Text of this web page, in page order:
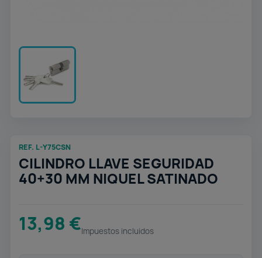
REF. L-Y75CSN
CILINDRO LLAVE SEGURIDAD
40+30 MM NIQUEL SATINADO
13,98 €Impuestos incluidos